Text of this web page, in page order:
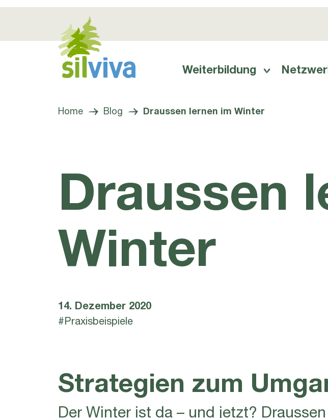
Hauptnavigation
Weiterbildung
Navigation öffnen bzw. schliessen
Home Blog Draussen lernen im Winter
Draussen
Winter
14. Dezember 2020
#Praxisbeispiele
Strategien zum
Der Winter ist da – und jetzt?